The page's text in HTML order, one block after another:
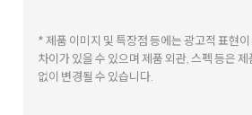
* 제품 이미지 및 특장점 등에는 광고적 표현
차이가 있을 수 있으며 제품 외관, 스펙 등은
없이 변경될 수 있습니다.